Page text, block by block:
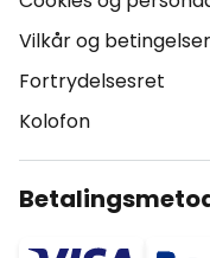
Vilkår og betingelser
Fortrydelsesret
Kolofon